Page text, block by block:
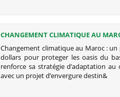
CHANGEMENT CLIMATIQUE AU
MILLIONS DE DOLLARS POUR
BASSIN DU DRAA
Changement climatique au Maroc :
dollars pour proteger les oasis du
renforce sa stratégie d’adaptation
avec un projet d’envergure destin&